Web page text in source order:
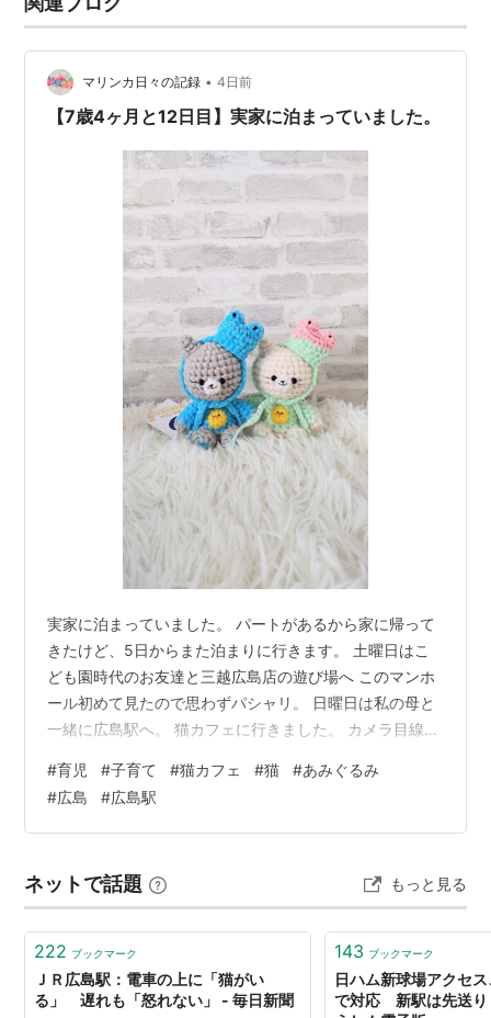
■ 東海道新幹線直通（新大阪駅以遠）…(至・京都駅
名古屋駅 新横浜駅 東京駅)
■ 九州新幹線直通（博多駅以遠
留米駅
熊本駅 川内駅 鹿児島中央駅
山陽本線（山陽線）
岩国駅 … 横川駅 − 新白島駅←「
瀬野駅… 白市駅 … 三原駅 岡山駅
広島駅 」→天神川駅−向洋駅）− 海田市駅
…呉駅 … 広駅…竹原駅…三原駅
あき亀山駅…可部駅…緑井駅−大町駅…三滝駅
新白島駅 ←「 広島駅」）
」→ 矢賀駅− 戸坂駅 … 下深川駅…
…向原駅…甲立駅…三次駅
利用可能な別の鉄道路線
広島電鉄市内線→広島駅電停
広島駅電停 広島電鉄（本線）
広島市南区松原町 にある、 広島電鉄 の 路面電車停留場
広島電鉄本線
路線系統
１ 1号線、２2号線、 6号線
「広島駅停留場［M1］」→猿猴橋町停留場［M2］…
利用可能な別の鉄道路線
JR西日本 山陽新幹線・山陽線・芸備線・呉線・可
マリンカ日々の記録 • 4日前
【7歳4ヶ月と12日目】実家に泊まっていました。
実家に泊まっていました。 パートがあるから家に帰って
きたけど、5日からまた泊まりに行きます。 土曜日はこ
ども園時代のお友達と三越広島店の遊び場へ このマンホ
ール初めて見たので思わずパシャリ。 日曜日は私の母と
一緒に広島駅へ。 猫カフェに行きました。 カメラ目線の
て可愛い〜 広島駅での昼食 人が少ない穴場カフェがあっ
て初めてアンデルセン以外で食べられました。笑 ひーく
んはクロックムッシュ 私と母はオムライス。 デミグラス
いない… 他にもクレープやケーキなど美味しそうだった
ので絶対また行こう。絶…
#育児 #子育て #猫カフェ #猫 #あみぐるみ
#広島 #広島駅
ネットで話題 もっと見る
222 ブックマーク
ＪＲ広島駅：電車の上に「猫がい
る」 遅れも「怒れない」 - 毎日新聞
143 ブックマーク
日ハム新球場アクセ
で対応 新駅は先送り